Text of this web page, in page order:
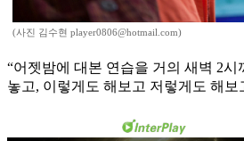
(사진 김수현 player0806@hotmail.com)
“어젯밤에 대본 연습을 거의 새벽 2시
놓고, 이렇게도 해보고 저렇게도 해보